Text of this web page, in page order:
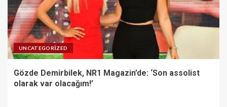
UNCATEGORIZED
Gözde Demirbilek, NR1 Magazin’de: ‘Son assolist
olarak var olacağım!’